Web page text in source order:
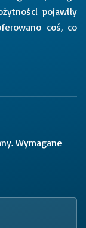
pojawiły
coś, co
Wymagane